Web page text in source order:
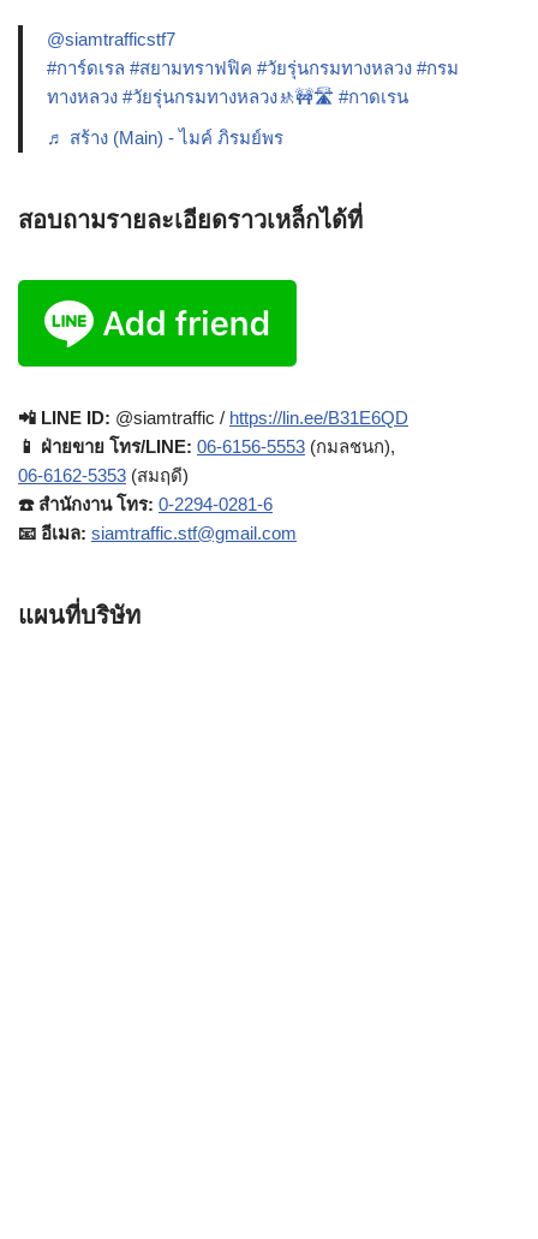
@siamtrafficstf7
#การ์ดเรล #สยามทราฟฟิค #วัยรุ่นกรมทางหลวง #กรม
ทางหลวง #วัยรุ่นกรมทางหลวง🚸🚧🛣️ #กาดเรน
♬ สร้าง (Main) - ไมค์ ภิรมย์พร
สอบถามรายละเอียดราวเหล็กได้ที่
📲 LINE ID: @siamtraffic / https://lin.ee/B31E6QD
📱 ฝ่ายขาย โทร/LINE: 06-6156-5553 (กมลชนก),
06-6162-5353 (สมฤดี)
☎️ สำนักงาน โทร: 0-2294-0281-6
📧 อีเมล: siamtraffic.stf@gmail.com
แผนที่บริษัท